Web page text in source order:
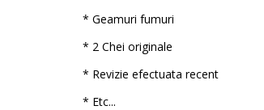
* Geamuri fumuri
* 2 Chei originale
* Revizie efectuata recent
* Etc...